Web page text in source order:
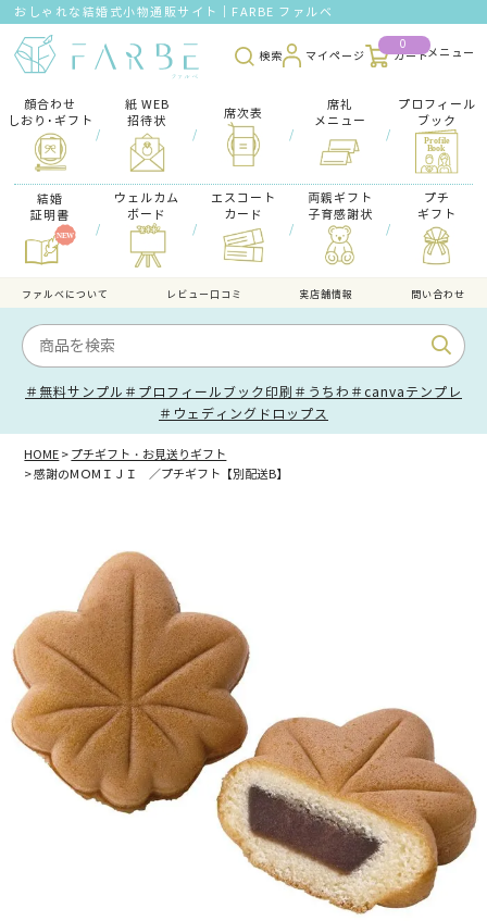
おしゃれな結婚式小物通販サイト｜FARBE ファルベ
検索 マイページ
0
カート
顔合わせ
しおり･ギフト
/
紙 WEB
招待状
/
席次表
/
席礼
メニュー
/
プロフィール
ブック
結婚
証明書
/
ウェルカム
ボード
/
エスコート
カード
/
両親ギフト
子育感謝状
/
プチ
ギフト
ファルべについて レビュー口コミ 実店舗情報 問い合わせ
＃無料サンプル ＃プロフィールブック印刷 ＃うちわ ＃canvaテンプレ
＃ウェディングドロップス
HOME
プチギフト・お見送りギフト
感謝のMＯMＩＪＩ ／プチギフト【別配送B】